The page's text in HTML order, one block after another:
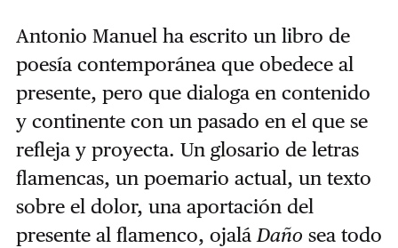
Antonio Manuel ha escrito un libro de
poesía contemporánea que obedece al
presente, pero que dialoga en contenido
y continente con un pasado en el que se
refleja y proyecta. Un glosario de letras
flamencas, un poemario actual, un texto
sobre el dolor, una aportación del
presente al flamenco, ojalá Daño sea todo